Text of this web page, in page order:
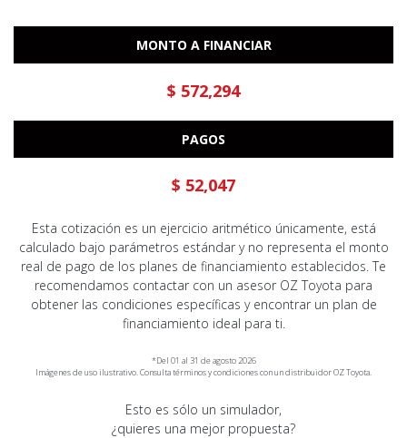
MONTO A FINANCIAR
$ 572,294
PAGOS
$ 52,047
Esta cotización es un ejercicio aritmético únicamente, está
calculado bajo parámetros estándar y no representa el monto
real de pago de los planes de financiamiento establecidos. Te
recomendamos contactar con un asesor OZ Toyota para
obtener las condiciones específicas y encontrar un plan de
financiamiento ideal para ti.
*Del 01 al 31 de agosto 2026
Imágenes de uso ilustrativo. Consulta términos y condiciones con un distribuidor OZ Toyota.
Esto es sólo un simulador,
¿quieres una mejor propuesta?